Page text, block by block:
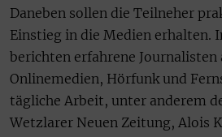
Daneben sollen die Teilneher
Einstieg in die Medien erhalten.
berichten erfahrene
Onlinemedien, Hörfunk und
tägliche Arbeit, unter anderem
Wetzlarer Neuen Zeitung, Alois